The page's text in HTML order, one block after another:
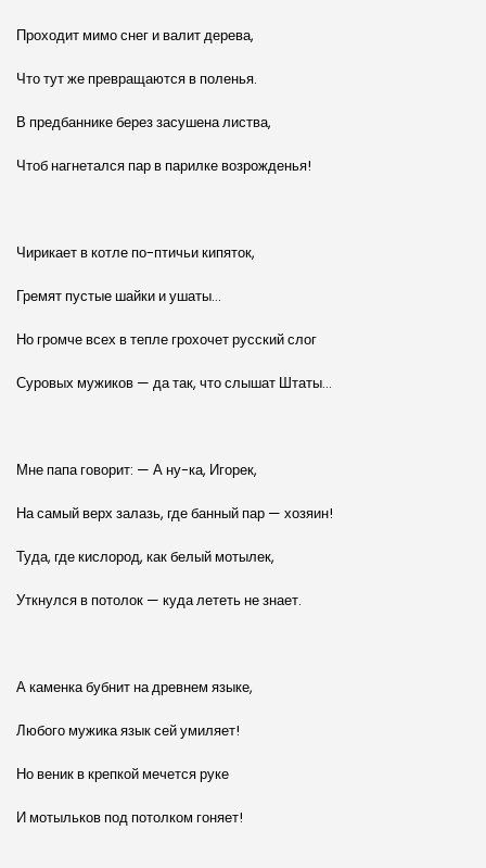
Проходит мимо снег и валит дерева,
Что тут же превращаются в поленья.
В предбаннике берез засушена листва,
Чтоб нагнетался пар в парилке возрожденья!
Чирикает в котле по-птичьи кипяток,
Гремят пустые шайки и ушаты…
Но громче всех в тепле грохочет русский слог
Суровых мужиков — да так, что слышат Штаты…
Мне папа говорит: — А ну-ка, Игорек,
На самый верх залазь, где банный пар — хозяин!
Туда, где кислород, как белый мотылек,
Уткнулся в потолок — куда лететь не знает.
А каменка бубнит на древнем языке,
Любого мужика язык сей умиляет!
Но веник в крепкой мечется руке
И мотыльков под потолком гоняет!